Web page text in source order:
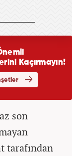
son
tarafından